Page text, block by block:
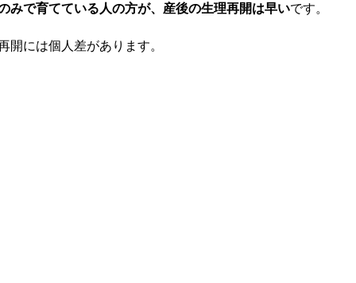
みで育てている人の方が、産後の生理再開は早いです。
開には個人差があります。